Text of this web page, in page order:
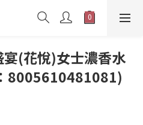
(花悅)女士濃香水
8005610481081)